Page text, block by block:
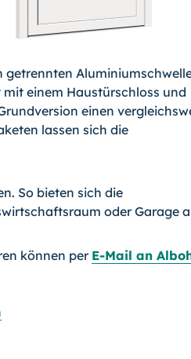
getrennten
einem Haustürschloss und
einen
lassen sich die
So bieten sich die
oder Garage
können per E-Mail an